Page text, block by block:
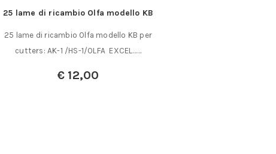
25 lame di ricambio Olfa modello KB
25 lame di ricambio Olfa modello KB per
cutters: AK-1 /HS-1/OLFA EXCEL……
€ 12,00